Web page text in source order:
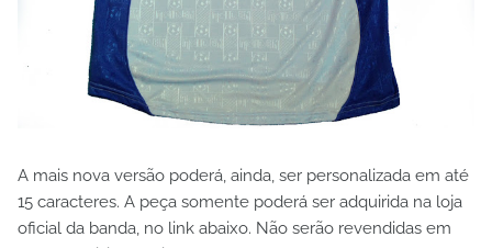
A mais nova versão poderá, ainda, ser personalizada em até
15 caracteres. A peça somente poderá ser adquirida na loja
oficial da banda, no link abaixo. Não serão revendidas em